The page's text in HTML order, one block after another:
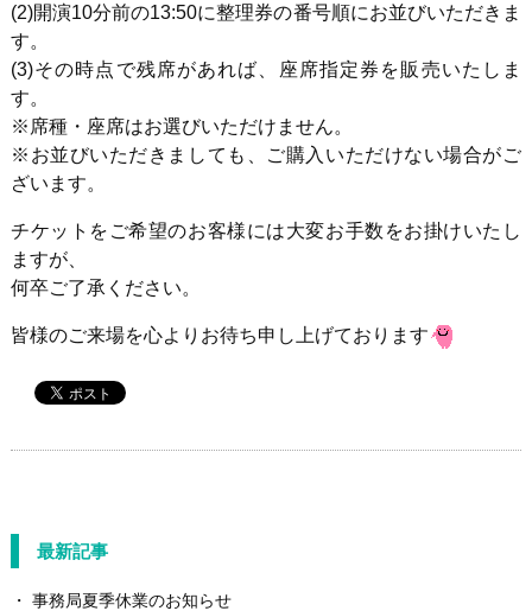
(2)開演10分前の13:50に整理券の番号順にお並びいただきま
す。
(3)その時点で残席があれば、座席指定券を販売いたしま
す。
※席種・座席はお選びいただけません。
※お並びいただきましても、ご購入いただけない場合がご
ざいます。
チケットをご希望のお客様には大変お手数をお掛けいたし
ますが、
何卒ご了承ください。
皆様のご来場を心よりお待ち申し上げております
最新記事
事務局夏季休業のお知らせ